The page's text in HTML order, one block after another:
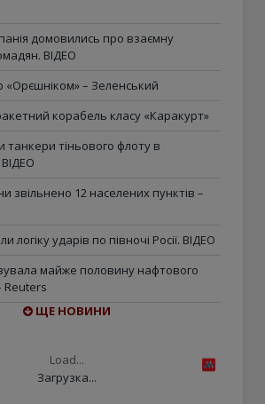
домовились про взаємну
ВІДЕО
«Орєшніком» – Зеленський
корабель класу «Каракурт»
танкери тіньового флоту в
звільнено 12 населених пунктів –
логіку ударів по півночі Росії. ВІДЕО
майже половину нафтового
Reuters
ЩЕ НОВИНИ
Load...
Загрузка...